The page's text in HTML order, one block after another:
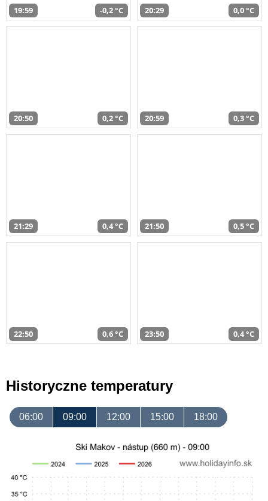
19:59 -0,2 °C 20:29 0,0 °C
20:50 0,2 °C 20:59 0,3 °C
21:29 0,4 °C 21:50 0,5 °C
22:50 0,6 °C 23:50 0,4 °C
Historyczne temperatury
06:00 09:00 12:00 15:00 18:00